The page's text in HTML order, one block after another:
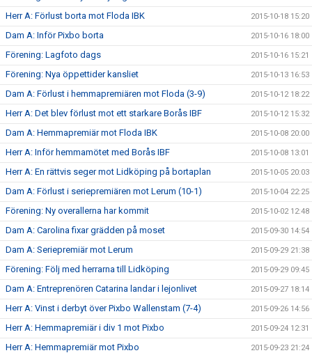
Herr A: Förlust borta mot Floda IBK 2015-10-18 15:20
Dam A: Inför Pixbo borta 2015-10-16 18:00
Förening: Lagfoto dags 2015-10-16 15:21
Förening: Nya öppettider kansliet 2015-10-13 16:53
Dam A: Förlust i hemmapremiären mot Floda (3-9) 2015-10-12 18:22
Herr A: Det blev förlust mot ett starkare Borås IBF 2015-10-12 15:32
Dam A: Hemmapremiär mot Floda IBK 2015-10-08 20:00
Herr A: Inför hemmamötet med Borås IBF 2015-10-08 13:01
Herr A: En rättvis seger mot Lidköping på bortaplan 2015-10-05 20:03
Dam A: Förlust i seriepremiären mot Lerum (10-1) 2015-10-04 22:25
Förening: Ny overallerna har kommit 2015-10-02 12:48
Dam A: Carolina fixar grädden på moset 2015-09-30 14:54
Dam A: Seriepremiär mot Lerum 2015-09-29 21:38
Förening: Följ med herrarna till Lidköping 2015-09-29 09:45
Dam A: Entreprenören Catarina landar i lejonlivet 2015-09-27 18:14
Herr A: Vinst i derbyt över Pixbo Wallenstam (7-4) 2015-09-26 14:56
Herr A: Hemmapremiär i div 1 mot Pixbo 2015-09-24 12:31
Herr A: Hemmapremiär mot Pixbo 2015-09-23 21:24